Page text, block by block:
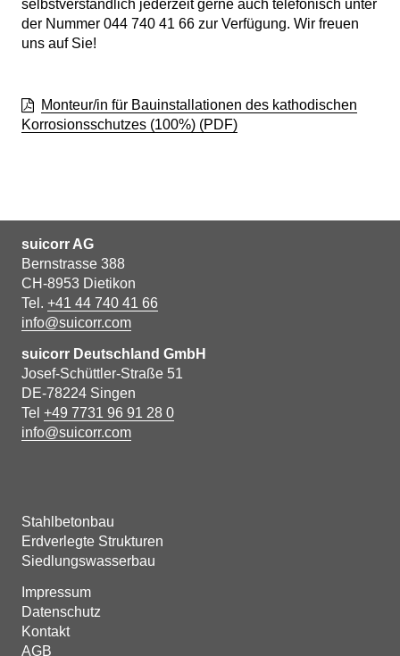
selbstverständlich jederzeit gerne auch telefonisch unter
der Nummer 044 740 41 66 zur Verfügung. Wir freuen
uns auf Sie!
Monteur/in für Bauinstallationen des kathodischen
Korrosionsschutzes (100%) (PDF)
suicorr AG
Bernstrasse 388
CH-8953 Dietikon
Tel. +41 44 740 41 66
info@suicorr.com
suicorr Deutschland GmbH
Josef-Schüttler-Straße 51
DE-78224 Singen
Tel +49 7731 96 91 28 0
info@suicorr.com
Stahlbetonbau
Erdverlegte Strukturen
Siedlungswasserbau
Impressum
Datenschutz
Kontakt
AGB